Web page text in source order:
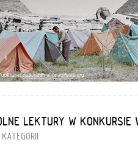
LEKTURY W KONKURSIE